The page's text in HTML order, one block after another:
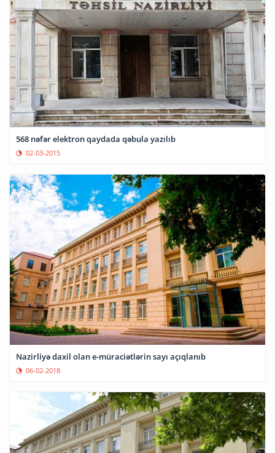
568 nəfər elektron qaydada qəbula yazılıb
02-03-2015
Nazirliyə daxil olan e-müraciətlərin sayı açıqlanıb
06-02-2018